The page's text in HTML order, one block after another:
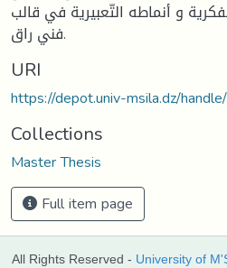
و أنماطه التّعبيرية في قالب
فني راق.
URI
https://depot.univ-msila.dz/
Collections
Master Thesis
Full item page
All Rights Reserved - University of